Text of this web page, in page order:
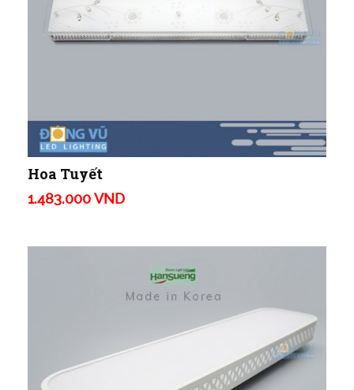
Hoa Tuyết
1.483.000 VND